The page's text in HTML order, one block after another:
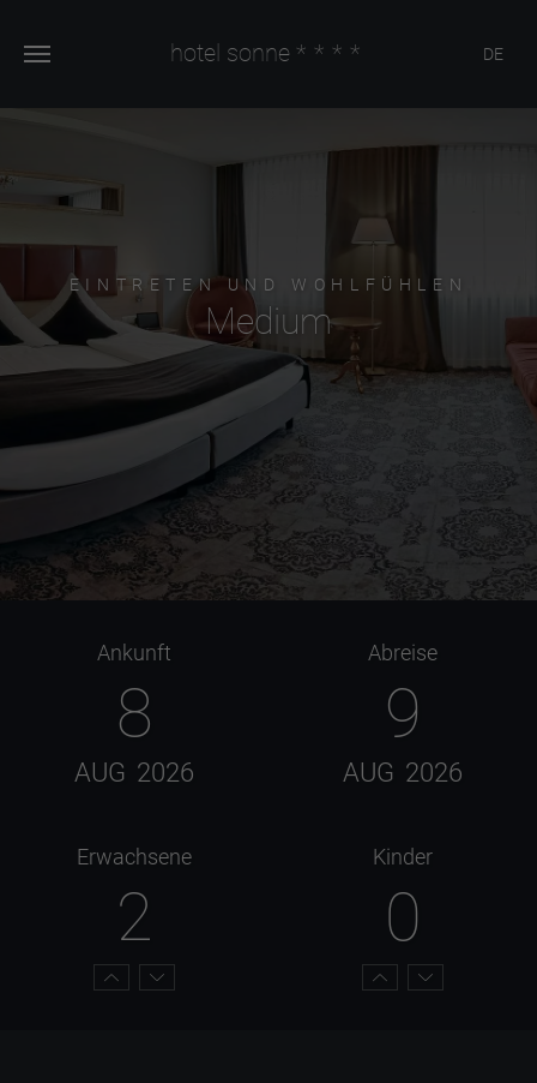
hotel sonne **** DE
EINTRETEN UND WOHLFÜHLEN
Medium
Ankunft
8
AUG 2026
Abreise
9
AUG 2026
Erwachsene
2
Kinder
0